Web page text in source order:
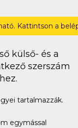
Kattintson a
külső- és a
szerszám
tartalmazzák.
egymással